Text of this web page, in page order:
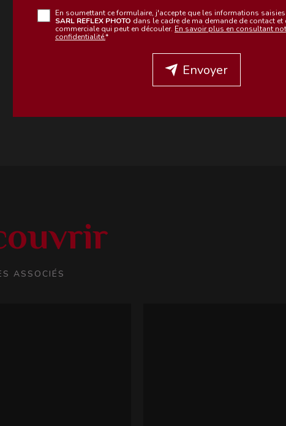
En soumettant ce formulaire, j'accepte que les informations
SARL REFLEX PHOTO dans le cadre de ma demande de contact et
commerciale qui peut en découler. En savoir plus en consultant
confidentialité.*
Envoyer
ASSOCIÉS